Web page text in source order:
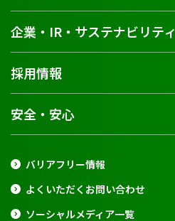
企業・IR・サステナビリティ
採用情報
安全・安心
バリアフリー情報
よくいただくお問い合わせ
ソーシャルメディア一覧